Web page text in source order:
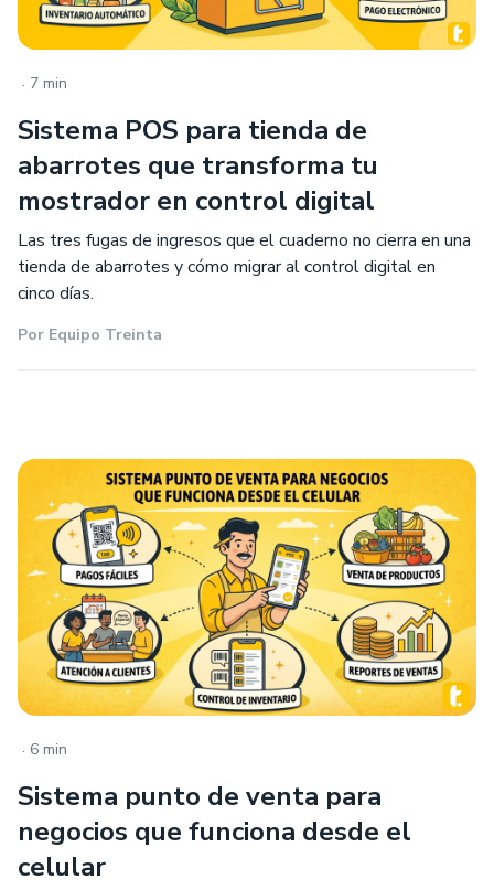
. 7 min
Sistema POS para tienda de
abarrotes que transforma tu
mostrador en control digital
Las tres fugas de ingresos que el cuaderno no cierra en una
tienda de abarrotes y cómo migrar al control digital en
cinco días.
Por Equipo Treinta
. 6 min
Sistema punto de venta para
negocios que funciona desde el
celular